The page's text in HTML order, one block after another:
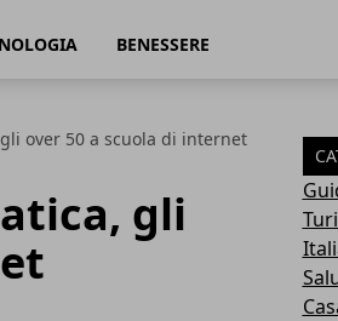
BENESSERE
over 50 a scuola di internet
gli